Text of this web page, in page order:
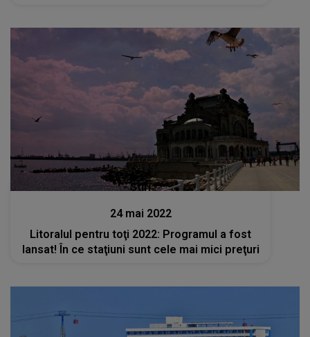
Stiri
24 mai 2022
Litoralul pentru toţi 2022: Programul a fost
lansat! În ce staţiuni sunt cele mai mici preţuri